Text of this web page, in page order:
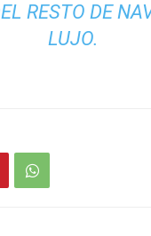
RESTO DE
LUJO.